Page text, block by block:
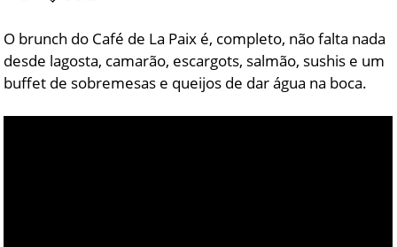
O brunch do Café de La Paix é, completo, não falta nada
desde lagosta, camarão, escargots, salmão, sushis e um
buffet de sobremesas e queijos de dar água na boca.